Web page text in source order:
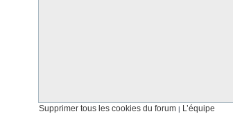
Supprimer tous les cookies du forum | L’équipe